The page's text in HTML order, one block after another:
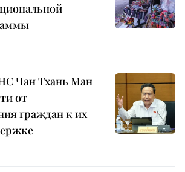
Чан Тхань Ман
от
граждан к их